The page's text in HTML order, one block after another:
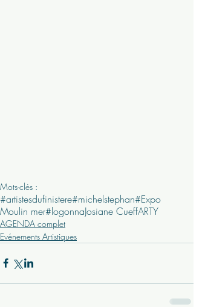
Mots-clés :
#artistesdufinistere#michelstephan#Expo
Moulin mer#logonnaJosiane CueffARTY
AGENDA complet
Evénements Artistiques